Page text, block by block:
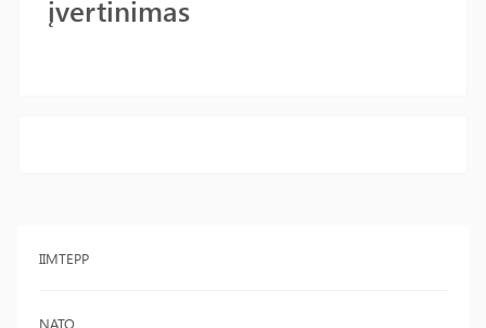
IIMTEPP
NATO
įvertinimas